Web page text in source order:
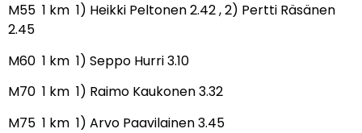
M55 1 km 1) Heikki Peltonen 2.42 , 2) Pertti Räsänen
2.45
M60 1 km 1) Seppo Hurri 3.10
M70 1 km 1) Raimo Kaukonen 3.32
M75 1 km 1) Arvo Paavilainen 3.45